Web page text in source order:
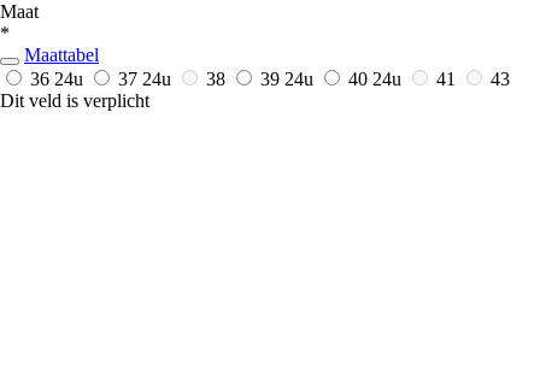
Maat
*
Maattabel
36 24u 37 24u 38 39 24u 40 24u 41
43
Dit veld is verplicht